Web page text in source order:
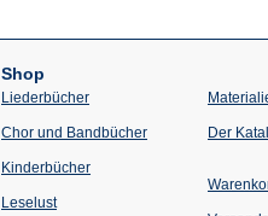
Shop
Liederbücher
Chor und Bandbücher
Kinderbücher
Leselust
Der